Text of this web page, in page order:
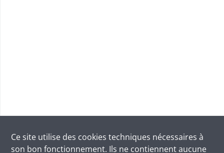
Ce site utilise des cookies techniques nécessaires à
son bon fonctionnement. Ils ne contiennent aucune